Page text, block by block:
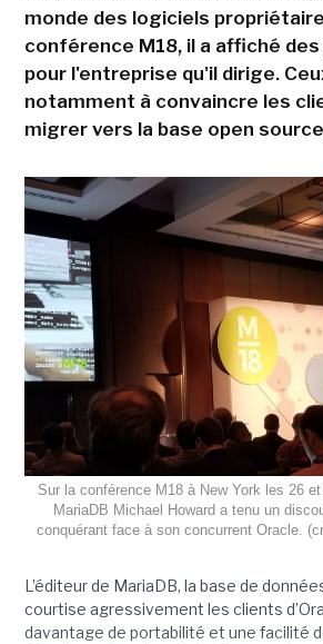
monde des logiciels
conférence M18, il a affiché
pour l'entreprise qu'il dirige.
notamment à convaincre les
migrer vers la base open
Sur la conférence M18 à New York les 26
MariaDB Michael Howard a tenu un
conquérant face à son concurrent Oracle.
L’éditeur de MariaDB, la base de
courtise agressivement les clients
davantage de portabilité et une facilité